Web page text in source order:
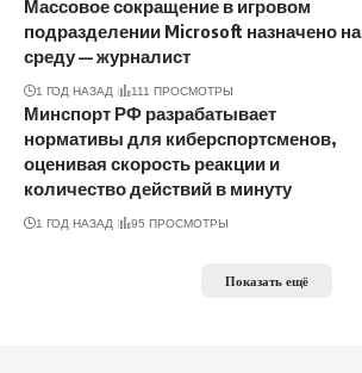
Массовое сокращение в игровом
подразделении Microsoft назначено на
среду — журналист
1 ГОД НАЗАД 111 ПРОСМОТРЫ
Минспорт РФ разрабатывает
нормативы для киберспортсменов,
оценивая скорость реакции и
количество действий в минуту
1 ГОД НАЗАД 95 ПРОСМОТРЫ
Показать ещё